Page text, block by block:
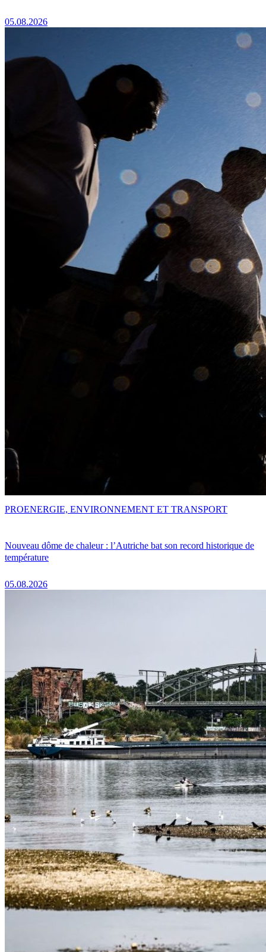
05.08.2026
Nouveau dôme de chaleur : l’Autriche bat son record historique de
température
05.08.2026
PROENERGIE, ENVIRONNEMENT ET TRANSPORT